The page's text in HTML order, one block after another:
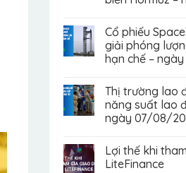
Cổ phiếu
giải phóng
hạn chế –
Thị trường lao
năng suất lao
ngày 07/08/
Lợi thế khi
LiteFinance